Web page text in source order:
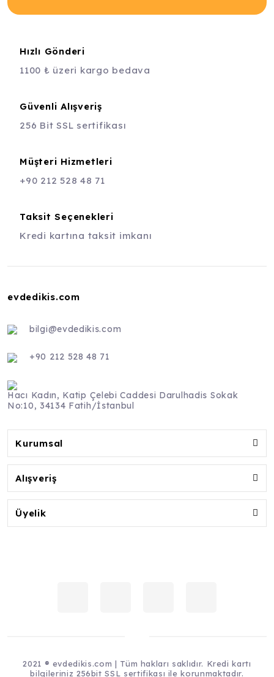
Hızlı Gönderi
1100 ₺ üzeri kargo bedava
Güvenli Alışveriş
256 Bit SSL sertifikası
Müşteri Hizmetleri
+90 212 528 48 71
Taksit Seçenekleri
Kredi kartına taksit imkanı
evdedikis.com
bilgi@evdedikis.com
+90 212 528 48 71
Hacı Kadın, Katip Çelebi Caddesi Darulhadis Sokak
No:10, 34134 Fatih/İstanbul
Kurumsal
Alışveriş
Üyelik
2021 ® evdedikis.com | Tüm hakları saklıdır. Kredi kartı
bilgileriniz 256bit SSL sertifikası ile korunmaktadır.